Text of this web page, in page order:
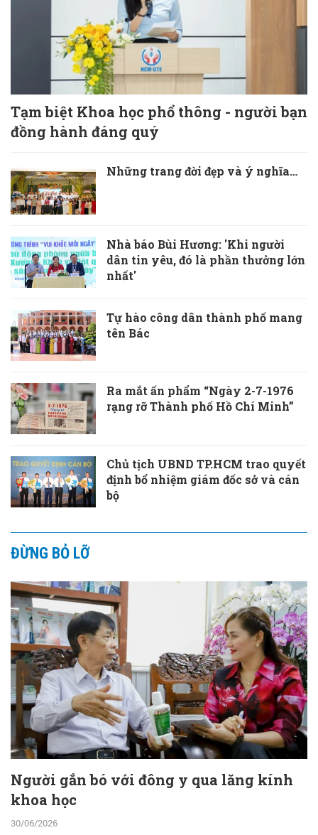
Tạm biệt Khoa học phổ thông - người bạn
đồng hành đáng quý
Những trang đời đẹp và ý nghĩa…
Nhà báo Bùi Hương: 'Khi người
dân tin yêu, đó là phần thưởng lớn
nhất'
Tự hào công dân thành phố mang
tên Bác
Ra mắt ấn phẩm “Ngày 2-7-1976
rạng rỡ Thành phố Hồ Chí Minh”
Chủ tịch UBND TP.HCM trao quyết
định bổ nhiệm giám đốc sở và cán
bộ
ĐỪNG BỎ LỠ
Người gắn bó với đông y qua lăng kính
khoa học
30/06/2026